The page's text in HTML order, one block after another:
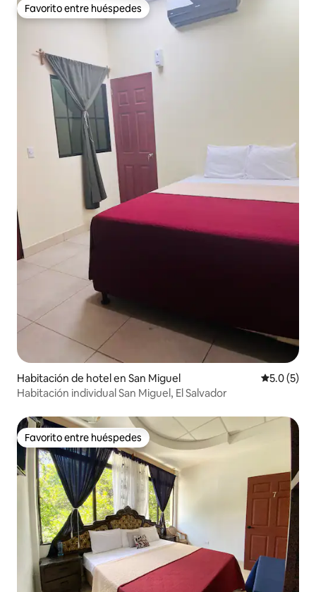
Favorito entre huéspedes
Favorito entre huéspedes
Habitación de hotel en San Miguel
5.0 (5)
Habitación individual San Miguel, El Salvador
Favorito entre huéspedes
Favorito entre huéspedes